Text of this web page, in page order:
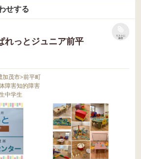
せする
っとジュニア前平
リストに
保存
加茂市>前平町
障害知的障害
中学生